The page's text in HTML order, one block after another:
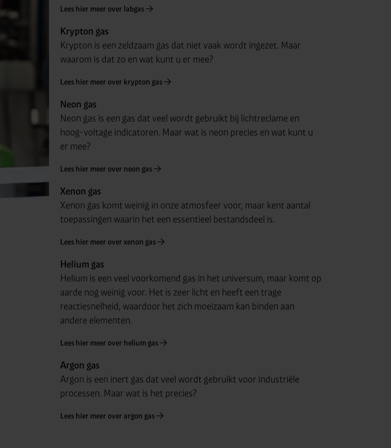
Lees hier meer over labgas
Krypton gas
Krypton is een zeldzaam gas dat niet vaak wordt ingezet. Maar
waarom is dat zo en wat kunt u er mee?
Lees hier meer over krypton gas
Neon gas
Neon gas is een gas dat veel wordt gebruikt bij lichtreclame en
hoog-voltage indicatoren. Maar wat is neon precies en wat kunt u
er mee?
Lees hier meer over neon gas
Xenon gas
Xenon gas komt weinig in onze atmosfeer voor, maar kent aantal
toepassingen waarin het een essentieel bestandsdeel is.
Lees hier meer over xenon gas
Helium gas
Helium is een veel voorkomend gas in het universum, maar komt op
aarde nog weinig voor. Het is zeer licht en heeft een trage
reactiesnelheid, waardoor het zich moeizaam kan binden aan
andere elementen.
Lees hier meer over helium gas
Argon gas
Argon is een inert gas dat veel wordt gebruikt voor industriële
processen. Maar wat is het precies?
Lees hier meer over argon gas